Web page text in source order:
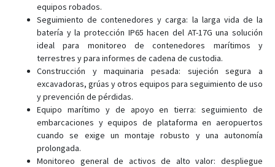
equipos robados.
Seguimiento de contenedores y carga: la larga vida de la
batería y la protección IP65 hacen del AT-17G una solución
ideal para monitoreo de contenedores marítimos y
terrestres y para informes de cadena de custodia.
Construcción y maquinaria pesada: sujeción segura a
excavadoras, grúas y otros equipos para seguimiento de uso
y prevención de pérdidas.
Equipo marítimo y de apoyo en tierra: seguimiento de
embarcaciones y equipos de plataforma en aeropuertos
cuando se exige un montaje robusto y una autonomía
prolongada.
Monitoreo general de activos de alto valor: despliegue